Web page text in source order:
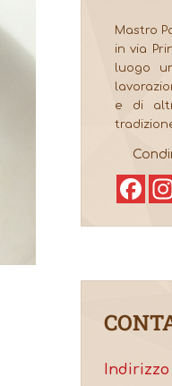
Mastro
in via
luogo
e di
Indirizzo